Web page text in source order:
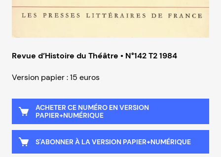
Revue d’Histoire du Théâtre • N°142 T2 1984
Version papier : 15 euros
ACHETER CE NUMÉRO EN VERSION
PAPIER+NUMÉRIQUE
S'ABONNER À LA VERSION PAPIER+NUMÉRIQUE